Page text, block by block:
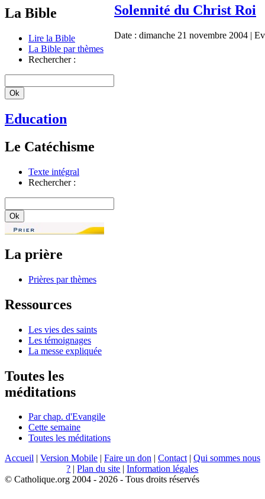
La Bible
Lire la Bible
La Bible par thèmes
Rechercher :
Education
Le Catéchisme
Texte intégral
Rechercher :
La prière
Prières par thèmes
Ressources
Les vies des saints
Les témoignages
La messe expliquée
Toutes les
méditations
Par chap. d'Evangile
Cette semaine
Toutes les méditations
Solennité du Christ Roi
Date : dimanche 21 novembre 2004 |
Accueil | Version Mobile | Faire un don | Contact | Qui sommes nous
? |Plan du site |Information légales
© Catholique.org 2004 - 2026 - Tous droits réservés